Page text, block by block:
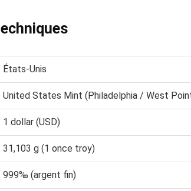
États-Unis
United States Mint (Philadelphia / West
1 dollar (USD)
31,103 g (1 once troy)
999‰ (argent fin)